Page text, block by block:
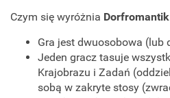
Czym się wyróżnia
Gra jest dwuosobowa (lub
Jeden gracz tasuje
Krajobrazu i Zadań
sobą w zakryte stosy